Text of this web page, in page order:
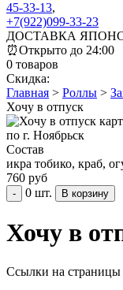
45-33-13,
+7(922)099-33-23
ДОСТАВКА
⏰Открыто до 24:00
0 товаров
Скидка:
Главная > Роллы >
Хочу в отпуск
Состав
икра тобико, краб,
760 руб
- 0 шт.
Хочу в
Ссылки на страницы